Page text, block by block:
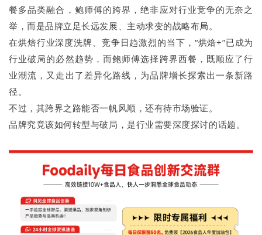
餐多品类融合，鲍师傅的跨界，绝非应对行业竞争的无奈之
举，而是品牌立足长远发展、主动求变的战略布局。
在烘焙行业深度洗牌、竞争日趋激烈的当下，“烘焙+”已成为
行业破局的必然趋势，而鲍师傅选择跨界西餐，既顺应了行
业潮流，又走出了差异化路线，为品牌增长探索出一条新路
径。
不过，其跨界之路能否一帆风顺，还有待市场验证。
品牌究竟该如何转型与破局，是行业需要深度探讨的话题。